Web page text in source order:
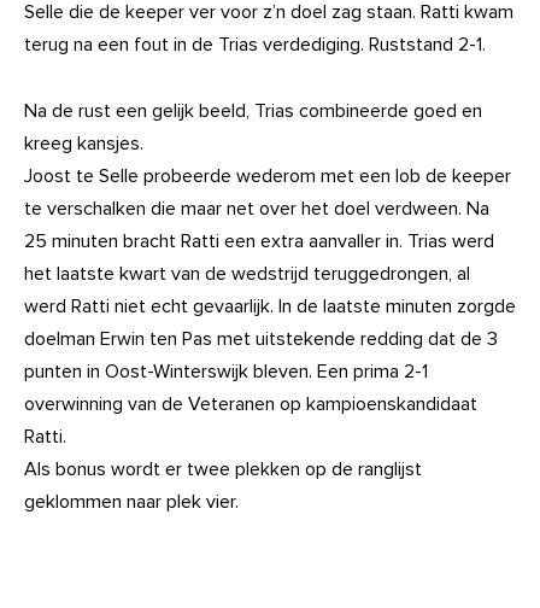
Selle die de keeper ver voor z’n doel zag staan. Ratti kwam
terug na een fout in de Trias verdediging. Ruststand 2-1.
Na de rust een gelijk beeld, Trias combineerde goed en
kreeg kansjes.
Joost te Selle probeerde wederom met een lob de keeper
te verschalken die maar net over het doel verdween. Na
25 minuten bracht Ratti een extra aanvaller in. Trias werd
het laatste kwart van de wedstrijd teruggedrongen, al
werd Ratti niet echt gevaarlijk. In de laatste minuten zorgde
doelman Erwin ten Pas met uitstekende redding dat de 3
punten in Oost-Winterswijk bleven. Een prima 2-1
overwinning van de Veteranen op kampioenskandidaat
Ratti.
Als bonus wordt er twee plekken op de ranglijst
geklommen naar plek vier.